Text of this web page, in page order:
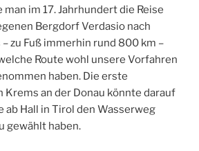
man im 17. Jahrhundert die Reise
Bergdorf Verdasio nach
zu Fuß immerhin rund 800 km –
Route wohl unsere Vorfahren
haben. Die erste
Krems an der Donau könnte darauf
ab Hall in Tirol den Wasserweg
gewählt haben.